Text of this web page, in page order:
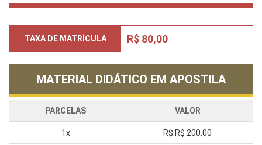
TAXA DE MATRÍCULA R$ 80,00
MATERIAL DIDÁTICO EM APOSTILA
PARCELAS VALOR
1x R$ R$ 200,00